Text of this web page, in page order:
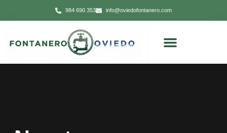
984 690 353 info@oviedofontanero.com